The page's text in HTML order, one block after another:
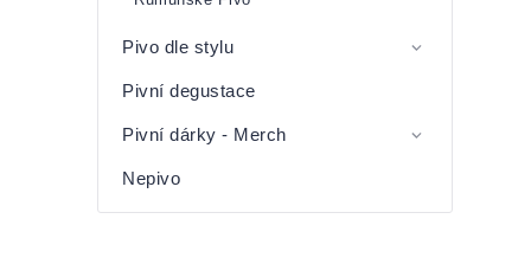
Pivo dle stylu
Pivní degustace
Pivní dárky - Merch
Nepivo